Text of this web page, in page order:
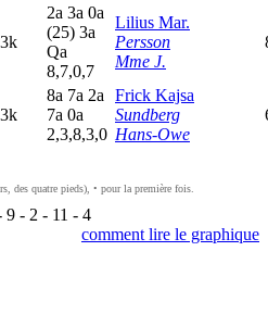
3k
2a 3a 0a
(25) 3a
Qa
8,7,0,7
Lilius Mar.
Persson
Mme J.
3k
8a 7a 2a
7a 0a
2,3,8,3,0
Frick Kajsa
Sundberg
Hans-Owe
des quatre pieds), • pour la première fois.
9 - 2 - 11 - 4
comment lire le graphique